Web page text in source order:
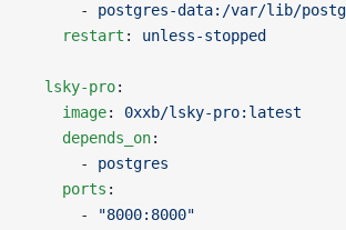
      -
postgres-data:/var/lib/
    restart
: unless-stopped
  lsky-pro
:
    image
: 0xxb/lsky-pro:latest
    depends_on
:
      -
postgres
    ports
:
      -
"8000:8000"